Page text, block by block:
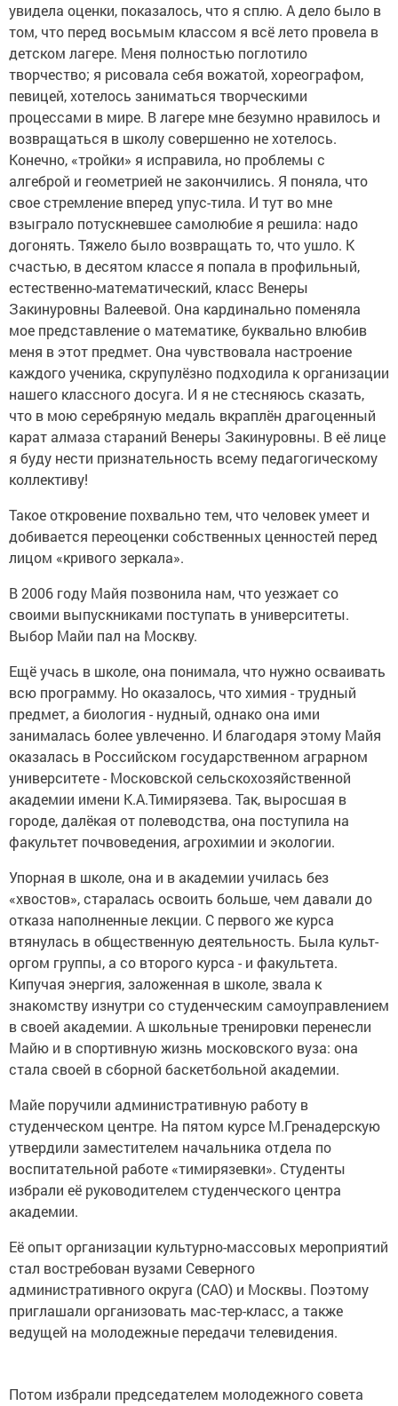
увидела оценки, показалось, что я сплю. А дело было в
том, что перед восьмым классом я всё лето провела в
детском лагере. Меня полностью поглотило
творчество; я рисовала себя вожатой, хореографом,
певицей, хотелось заниматься творческими
процессами в мире. В лагере мне безумно нравилось и
возвращаться в школу совершенно не хотелось.
Конечно, «тройки» я исправила, но проблемы с
алгеброй и геометрией не закончились. Я поняла, что
свое стремление вперед упус-тила. И тут во мне
взыграло потускневшее самолюбие я решила: надо
догонять. Тяжело было возвращать то, что ушло. К
счастью, в десятом классе я попала в профильный,
естественно-математический, класс Венеры
Закинуровны Валеевой. Она кардинально поменяла
мое представление о математике, буквально влюбив
меня в этот предмет. Она чувствовала настроение
каждого ученика, скрупулёзно подходила к организации
нашего классного досуга. И я не стесняюсь сказать,
что в мою серебряную медаль вкраплён драгоценный
карат алмаза стараний Венеры Закинуровны. В её лице
я буду нести признательность всему педагогическому
коллективу!
Такое откровение похвально тем, что человек умеет и
добивается переоценки собственных ценностей перед
лицом «кривого зеркала».
В 2006 году Майя позвонила нам, что уезжает со
своими выпускниками поступать в университеты.
Выбор Майи пал на Москву.
Ещё учась в школе, она понимала, что нужно осваивать
всю программу. Но оказалось, что химия - трудный
предмет, а биология - нудный, однако она ими
занималась более увлеченно. И благодаря этому Майя
оказалась в Российском государственном аграрном
университете - Московской сельскохозяйственной
академии имени К.А.Тимирязева. Так, выросшая в
городе, далёкая от полеводства, она поступила на
факультет почвоведения, агрохимии и экологии.
Упорная в школе, она и в академии училась без
«хвостов», старалась освоить больше, чем давали до
отказа наполненные лекции. С первого же курса
втянулась в общественную деятельность. Была культ-
оргом группы, а со второго курса - и факультета.
Кипучая энергия, заложенная в школе, звала к
знакомству изнутри со студенческим самоуправлением
в своей академии. А школьные тренировки перенесли
Майю и в спортивную жизнь московского вуза: она
стала своей в сборной баскетбольной академии.
Майе поручили административную работу в
студенческом центре. На пятом курсе М.Гренадерскую
утвердили заместителем начальника отдела по
воспитательной работе «тимирязевки». Студенты
избрали её руководителем студенческого центра
академии.
Её опыт организации культурно-массовых мероприятий
стал востребован вузами Северного
административного округа (САО) и Москвы. Поэтому
приглашали организовать мас-тер-класс, а также
ведущей на молодежные передачи телевидения.
Потом избрали председателем молодежного совета